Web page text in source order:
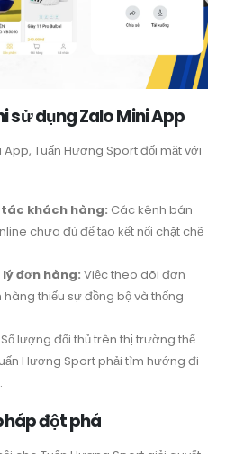
dụng Zalo Mini App
Tuấn Hương Sport đối mặt với
khách hàng: Các kênh bán
chưa đủ để tạo kết nối chặt chẽ
đơn hàng: Việc theo dõi đơn
thiếu sự đồng bộ và thống
Số lượng đối thủ trên thị trường thể
Hương Sport phải tìm hướng đi
đột phá